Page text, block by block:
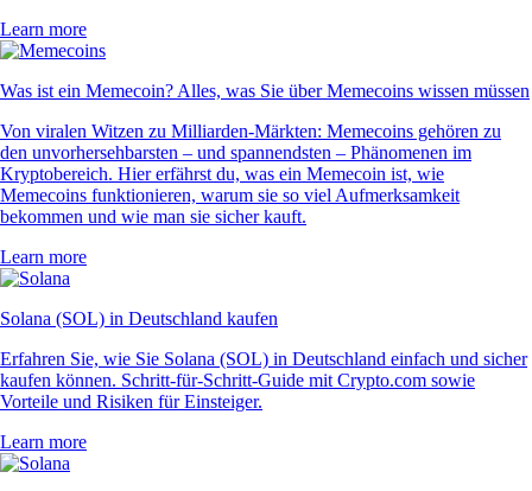
Learn more
Was ist ein Memecoin? Alles, was Sie über Memecoins wissen müssen
Von viralen Witzen zu Milliarden-Märkten: Memecoins gehören zu
den unvorhersehbarsten – und spannendsten – Phänomenen im
Kryptobereich. Hier erfährst du, was ein Memecoin ist, wie
Memecoins funktionieren, warum sie so viel Aufmerksamkeit
bekommen und wie man sie sicher kauft.
Learn more
Solana (SOL) in Deutschland kaufen
Erfahren Sie, wie Sie Solana (SOL) in Deutschland einfach und sicher
kaufen können. Schritt-für-Schritt-Guide mit Crypto.com sowie
Vorteile und Risiken für Einsteiger.
Learn more